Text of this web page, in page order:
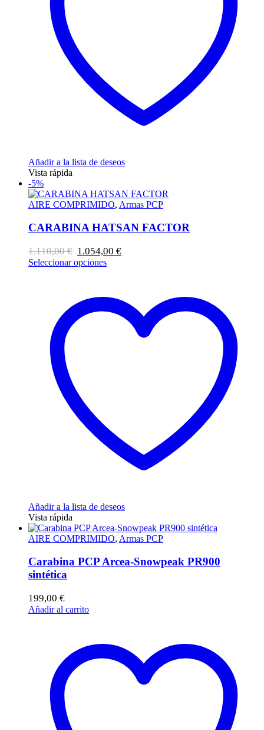
Añadir a la lista de deseos
Vista rápida
-5%
AIRE COMPRIMIDO, Armas PCP
CARABINA HATSAN FACTOR
1.110,00€ El
precio
original
1.054,00 €El
Seleccionar opcionesEste
variantes.
Las
opciones
Añadir a la lista de deseos
Vista rápida
AIRE COMPRIMIDO, Armas PCP
Carabina PCP Arcea-Snowpeak PR900
sintética
199,00 €
Añadir al carrito